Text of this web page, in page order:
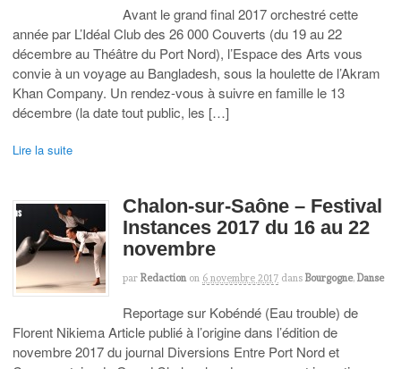
Avant le grand final 2017 orchestré cette
année par L’Idéal Club des 26 000 Couverts (du 19 au 22
décembre au Théâtre du Port Nord), l’Espace des Arts vous
convie à un voyage au Bangladesh, sous la houlette de l’Akram
Khan Company. Un rendez-vous à suivre en famille le 13
décembre (la date tout public, les […]
Lire la suite
Chalon-sur-Saône – Festival
Instances 2017 du 16 au 22
novembre
par Redaction on 6 novembre 2017 dans Bourgogne, Danse
Reportage sur Kobéndé (Eau trouble) de
Florent Nikiema Article publié à l’origine dans l’édition de
novembre 2017 du journal Diversions Entre Port Nord et